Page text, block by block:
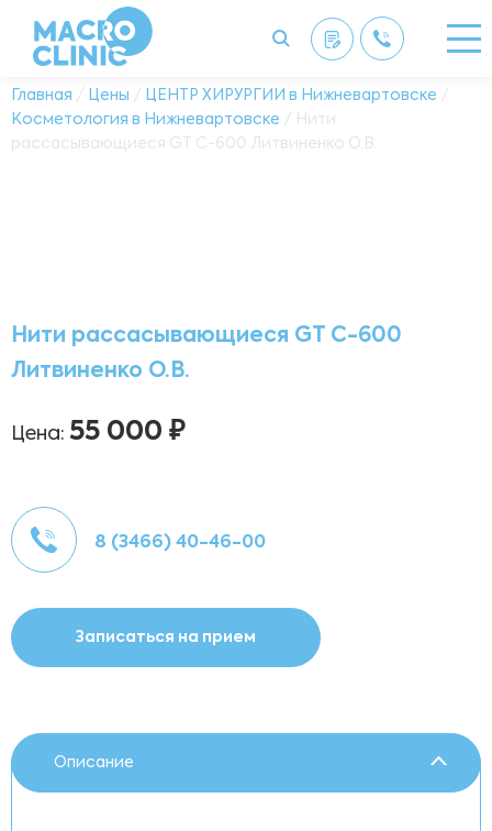
Главная / Цены / ЦЕНТР ХИРУРГИИ в Нижневартовске /
Косметология в Нижневартовске / Нити
рассасывающиеся GT C-600 Литвиненко О.В.
Нити рассасывающиеся GT C-600
Литвиненко О.В.
Цена: 55 000 ₽
8 (3466) 40-46-00
Записаться на прием
Описание